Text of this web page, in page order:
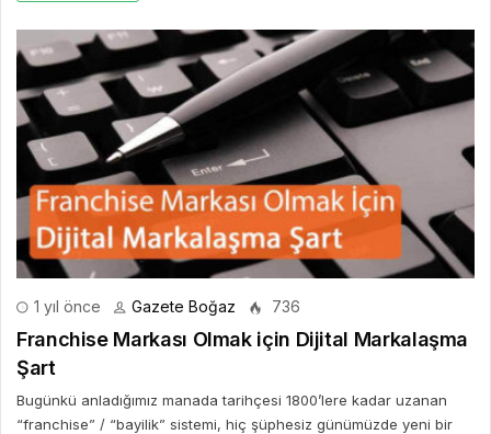
1 yıl önce Gazete Boğaz 736
Franchise Markası Olmak için Dijital Markalaşma
Şart
Bugünkü anladığımız manada tarihçesi 1800’lere kadar uzanan
“franchise” / “bayilik” sistemi, hiç şüphesiz günümüzde yeni bir